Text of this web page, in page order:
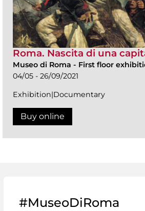
Roma. Nascita di una
Museo di Roma - First floor
04/05 - 26/09/2021
Exhibition|Documentary
Buy online
#MuseoDiRoma